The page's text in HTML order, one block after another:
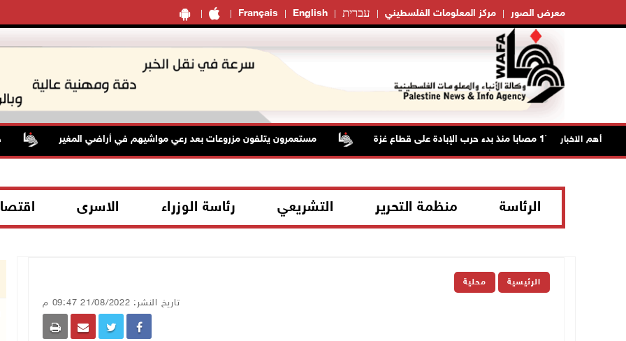
Français English עברית مركز المعلومات الفلسطيني معرض الصور
أهم الاخبار مستعمرون يتلفون مزروعات بعد رعي مواشيهم في أراضي المغير
الرئاسة منظمة التحرير التشريعي رئاسة الوزراء الاسرى
الرئيسية محلية
تاريخ النشر: 21/08/2022 09:47 م